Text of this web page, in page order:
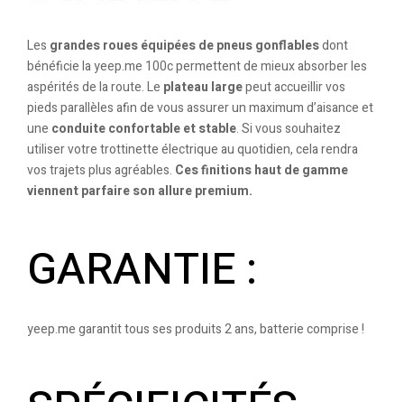
Les grandes roues équipées de pneus gonflablesdont
bénéficie la yeep.me 100c permettent de mieux absorber les
aspérités de la route. Le plateau largepeut accueillir vos
pieds parallèles afin de vous assurer un maximum d’aisance et
une conduite confortable et stable. Si vous souhaitez
utiliser votre trottinette électrique au quotidien, cela rendra
vos trajets plus agréables. Ces finitions haut de gamme
viennent parfaire son allure premium.
GARANTIE :
yeep.me garantit tous ses produits 2 ans, batterie comprise !